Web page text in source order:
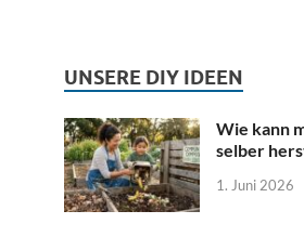
UNSERE DIY IDEEN
Wie kann
selber
1. Juni 2026